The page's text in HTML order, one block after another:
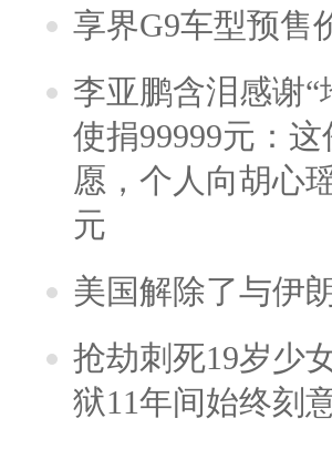
享界G9车型预售
李亚鹏含泪感谢
使捐99999元：
愿，个人向胡心
元
美国解除了与伊
抢劫刺死19岁少
狱11年间始终刻